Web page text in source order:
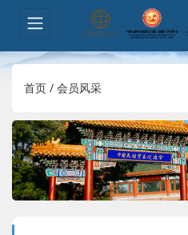
首页 / 会员风采